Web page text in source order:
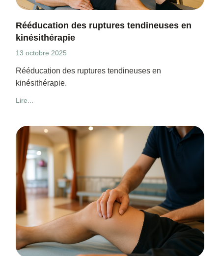
Rééducation des ruptures tendineuses en
kinésithérapie
13 octobre 2025
Rééducation des ruptures tendineuses en
kinésithérapie.
Lire...